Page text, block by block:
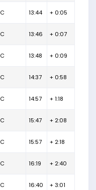
C 13:44 + 0:05
C 13:46 + 0:07
C 13:48 + 0:09
C 14:37 + 0:58
C 14:57 + 1:18
C 15:47 + 2:08
C 15:57 + 2:18
C 16:19 + 2:40
C 16:40 + 3:01